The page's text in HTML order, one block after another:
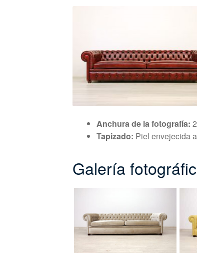
Anchura de la fotografía:
Tapizado: Piel envejecida
Galería